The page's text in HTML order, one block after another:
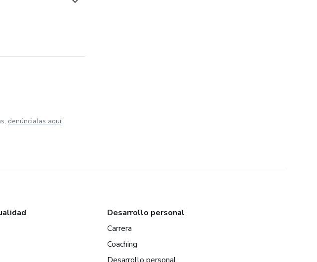
denúncialas aquí
Desarrollo personal
Carrera
Coaching